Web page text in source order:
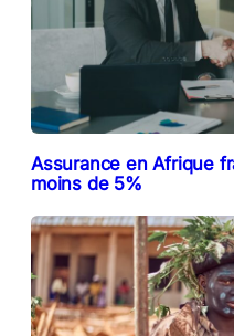
Assurance en Afrique
moins de 5%